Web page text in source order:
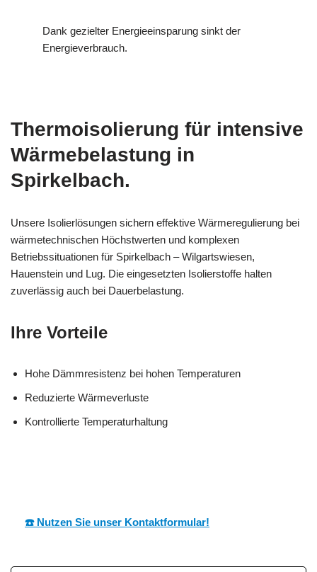
Dank gezielter Energieeinsparung sinkt der
Energieverbrauch.
Thermoisolierung für intensive
Wärmebelastung in
Spirkelbach.
Unsere Isolierlösungen sichern effektive Wärmeregulierung bei
wärmetechnischen Höchstwerten und komplexen
Betriebssituationen für Spirkelbach – Wilgartswiesen,
Hauenstein und Lug. Die eingesetzten Isolierstoffe halten
zuverlässig auch bei Dauerbelastung.
Ihre Vorteile
Hohe Dämmresistenz bei hohen Temperaturen
Reduzierte Wärmeverluste
Kontrollierte Temperaturhaltung
☎️ Nutzen Sie unser Kontaktformular!